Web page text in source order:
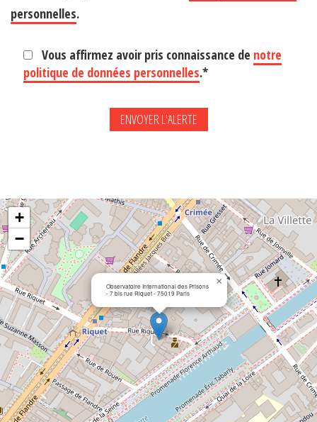
personnelles.
Vous affirmez avoir pris connaissance de notre
politique de données personnelles.*
Observatoire International des Prisons
- 7 bis rue Riquet - 75019 Paris
×
+
−